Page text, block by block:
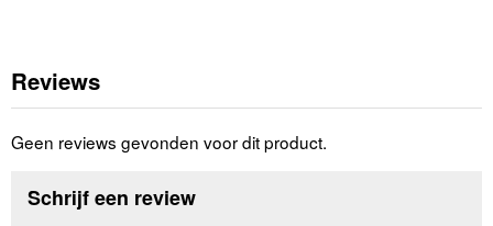
Reviews
Geen reviews gevonden voor dit product.
Schrijf een review